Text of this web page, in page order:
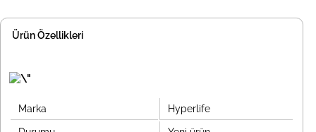
Ürün Özellikleri
Marka Hyperlife